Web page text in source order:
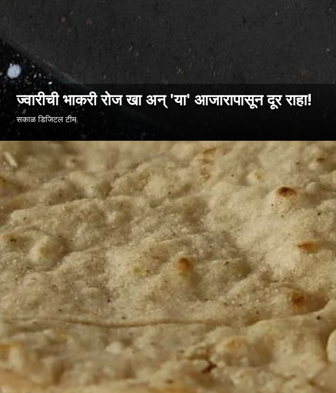
ज्वारीची भाकरी रोज खा अन् 'या' आजारापासून दूर राहा!
सकाळ डिजिटल टीम